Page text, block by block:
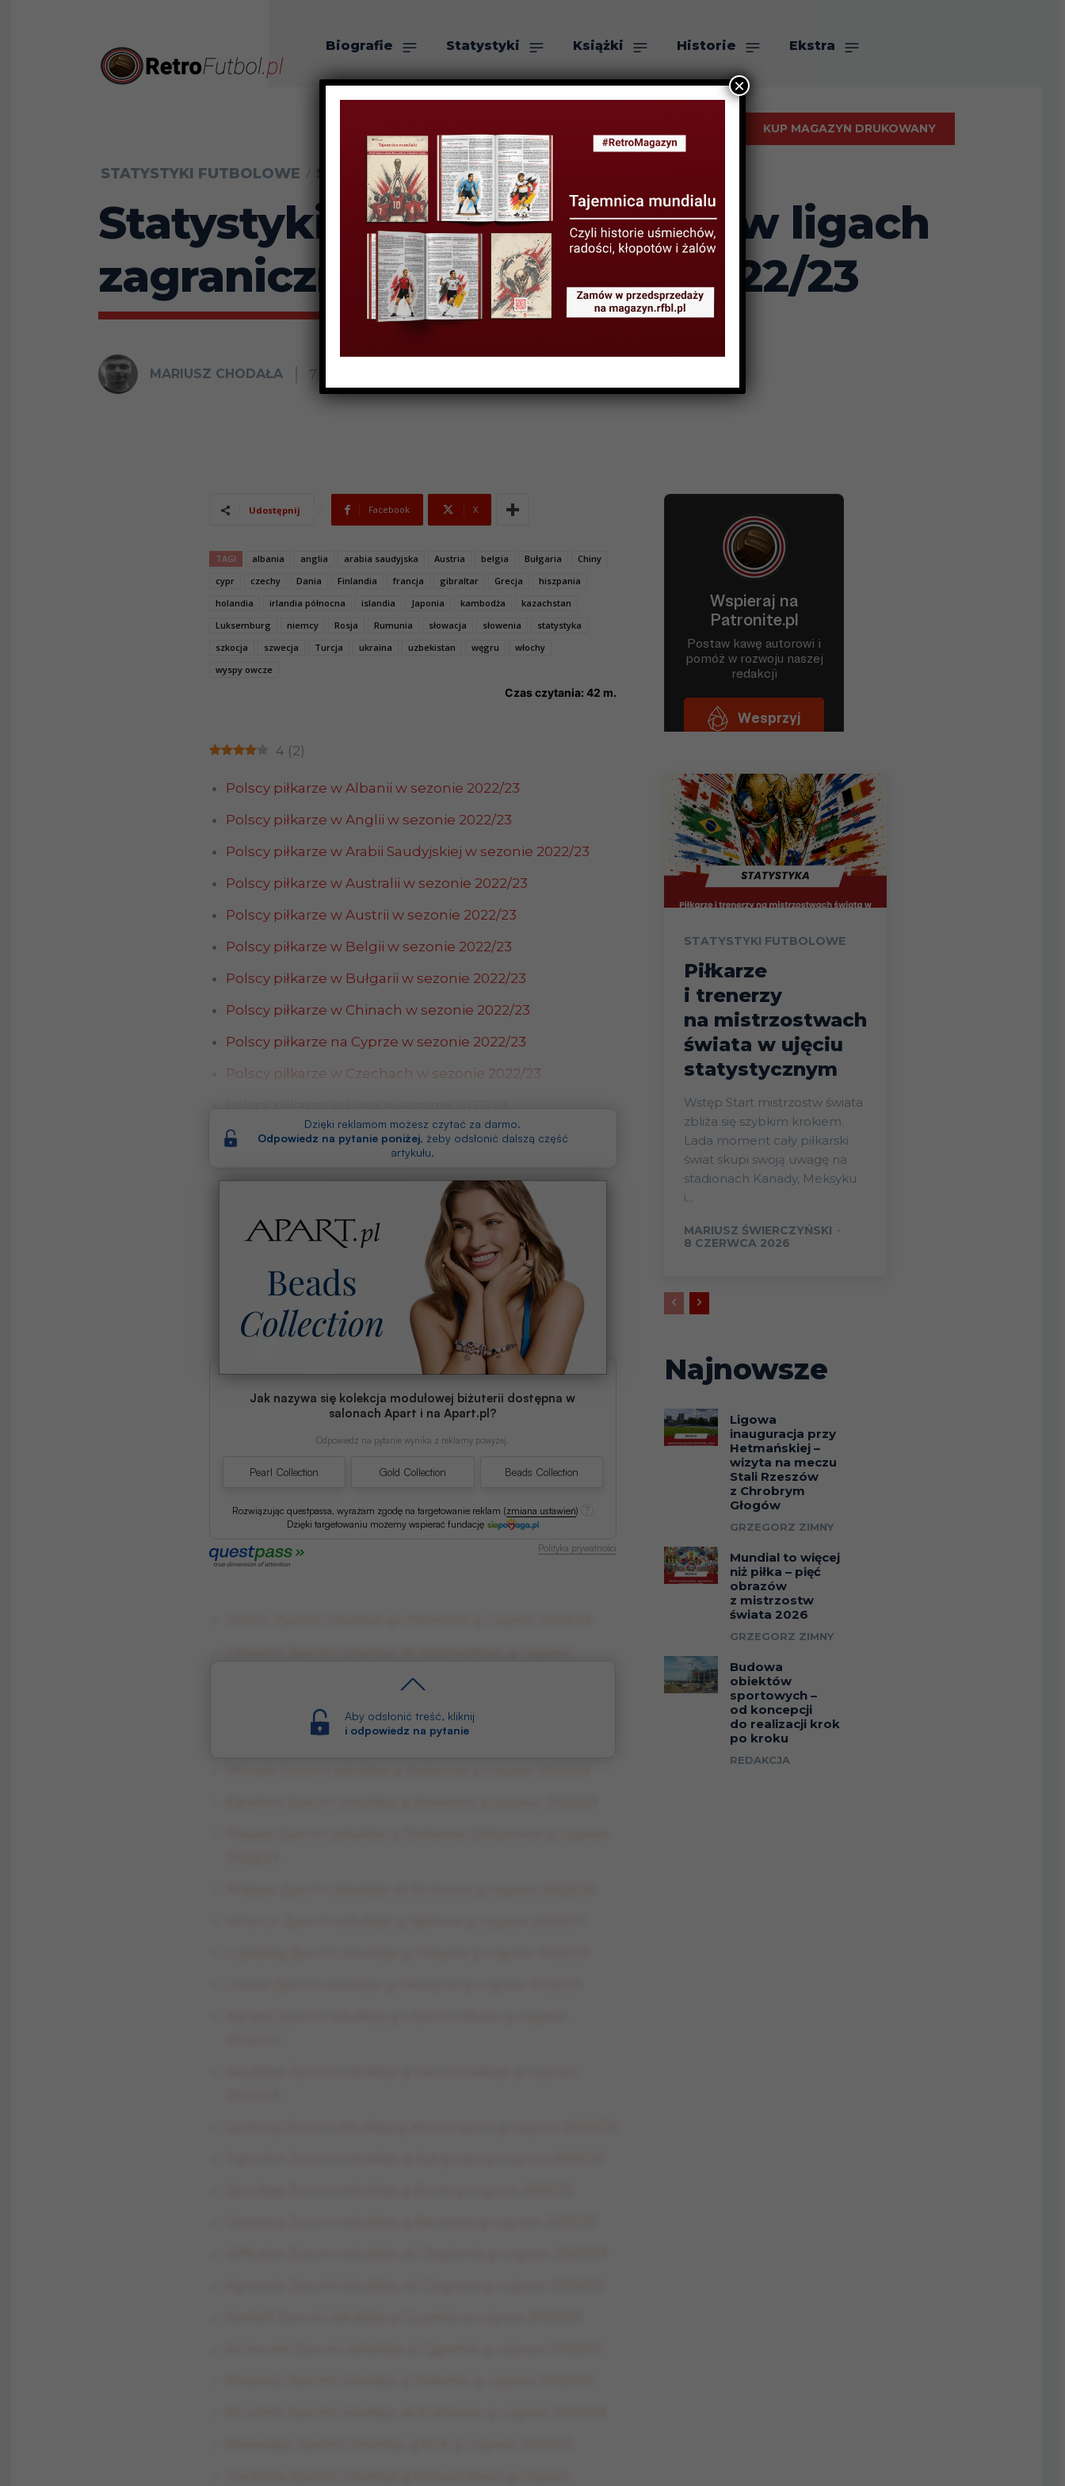
Biografie Statystyki Książki Historie Ekstra
O nas
KUP MAGAZYN DRUKOWANY
STATYSTYKI FUTBOLOWE STATYSTYKI LIGOWE STATYSTYKI PIŁKARZY
Statystyki polskich piłkarzy w ligach
zagranicznych w sezonie 2022/23
MARIUSZ CHODAŁA 7 MAJA 2023
Udostępnij Facebook X
TAGI albania anglia arabia saudyjska Austria belgia Bułgaria
Chiny
cypr
czechy Dania Finlandia francja gibraltar Grecja
hiszpania
holandia
irlandia północna islandia Japonia kambodża
kazachstan
Luksemburg
niemcy Rosja Rumunia słowacja słowenia
statystyka
szkocja
szwecja Turcja ukraina uzbekistan węgru
włochy
wyspy owcze
Czas czytania: 42 m.
4 (2)
Polscy piłkarze w Albanii w sezonie 2022/23
Polscy piłkarze w Anglii w sezonie 2022/23
Polscy piłkarze w Arabii Saudyjskiej w sezonie 2022/23
Polscy piłkarze w Australii w sezonie 2022/23
Polscy piłkarze w Austrii w sezonie 2022/23
Polscy piłkarze w Belgii w sezonie 2022/23
Polscy piłkarze w Bułgarii w sezonie 2022/23
Polscy piłkarze w Chinach w sezonie 2022/23
Polscy piłkarze na Cyprze w sezonie 2022/23
Polscy piłkarze w Czechach w sezonie 2022/23
Polscy piłkarze w Finlandii w sezonie 2022/23
Dzięki reklamom możesz czytać za darmo.
Odpowiedz na pytanie poniżej, żeby odsłonić dalszą część
artykułu.
Jak nazywa się kolekcja modułowej biżuterii dostępna w
salonach Apart i na Apart.pl?
Odpowiedź na pytanie wynika z reklamy powyżej.
Pearl Collection Gold Collection Beads Collection
Rozwiązując questpassa, wyrażam zgodę na targetowanie reklam (zmiana ustawień)
Dzięki targetowaniu możemy wspierać fundację
Aby odsłonić treść, kliknij
i odpowiedz na pytanie
Polityka prywatności
Sxsuyma Zyvcmi zsłukbjo g Qbomts g cojyxso 2022/23
Bfvuhhp Zyvcmi zsłukbjo g Rscjzkxss g cojyxso 2022/23
STATYSTYKI FUTBOLOWE
Piłkarze
i trenerzy
na mistrzostwach
świata w ujęciu
statystycznym
Wstęp Start mistrzostw świata
zbliża się szybkim krokiem.
Lada moment cały piłkarski
świat skupi swoją uwagę na
stadionach Kanady, Meksyku
i...
MARIUSZ ŚWIERCZYŃSKI -
8 CZERWCA 2026
Najnowsze
Ligowa
inauguracja przy
Hetmańskiej –
wizyta na meczu
Stali Rzeszów
z Chrobrym
Głogów
GRZEGORZ ZIMNY
Mundial to więcej
niż piłka – pięć
obrazów
z mistrzostw
świata 2026
GRZEGORZ ZIMNY
Budowa
obiektów
sportowych –
od koncepcji
do realizacji krok
po kroku
REDAKCJA
×